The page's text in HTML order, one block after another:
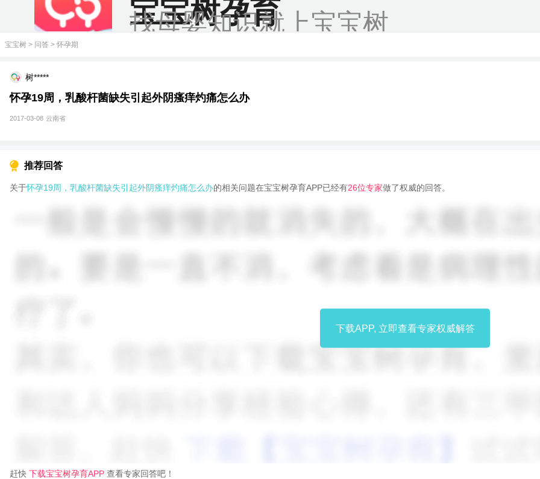
宝宝树孕育
找母婴知识就上宝宝树
宝宝树 > 问答 > 怀孕期
树*****
怀孕19周，乳酸杆菌缺失引起外阴瘙痒灼痛怎么办
2017-03-08 云南省
推荐回答
关于怀孕19周，乳酸杆菌缺失引起外阴瘙痒灼痛怎么办的相关问题在宝宝树孕育APP已经有26位专家做了权威的回答。
下载APP, 立即查看专家权威解答
赶快 下载宝宝树孕育APP 查看专家回答吧！